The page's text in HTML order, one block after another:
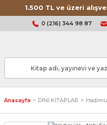
1.500 TL ve üzeri
0 (216) 344 98 87
Anasayfa DİNİ KİTAPLAR